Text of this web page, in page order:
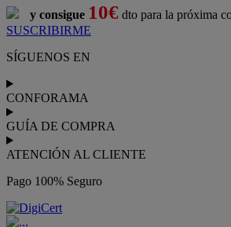
y consigue 10€ dto para la próxima
SUSCRIBIRME
SÍGUENOS EN
CONFORAMA
GUÍA DE COMPRA
ATENCIÓN AL CLIENTE
Pago 100% Seguro